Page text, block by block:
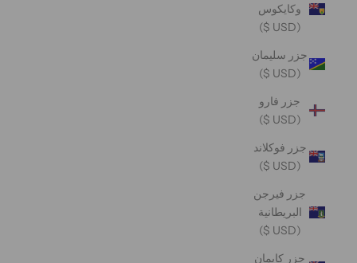
وكايكوس
(USD $)
جزر سليمان
(USD $)
جزر فارو
(USD $)
جزر فوكلاند
(USD $)
جزر فيرجن
البريطانية
(USD $)
جزر كايمان